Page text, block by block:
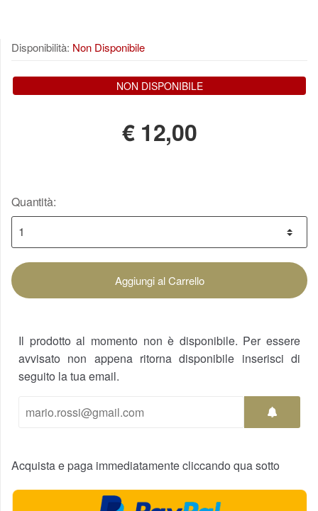
Disponibilità: Non Disponibile
NON DISPONIBILE
€ 12,00
Quantità:
Aggiungi al Carrello
Il prodotto al momento non è disponibile. Per essere
avvisato non appena ritorna disponibile inserisci di
seguito la tua email.
Acquista e paga immediatamente cliccando qua sotto